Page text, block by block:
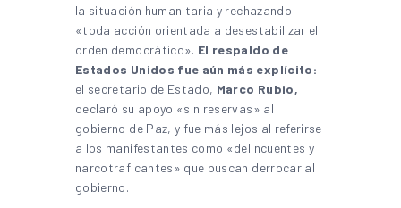
la situación humanitaria y rechazando
«toda acción orientada a desestabilizar el
orden democrático». El respaldo de
Estados Unidos fue aún más explícito:
el secretario de Estado, Marco Rubio,
declaró su apoyo «sin reservas» al
gobierno de Paz, y fue más lejos al referirse
a los manifestantes como «delincuentes y
narcotraficantes» que buscan derrocar al
gobierno.